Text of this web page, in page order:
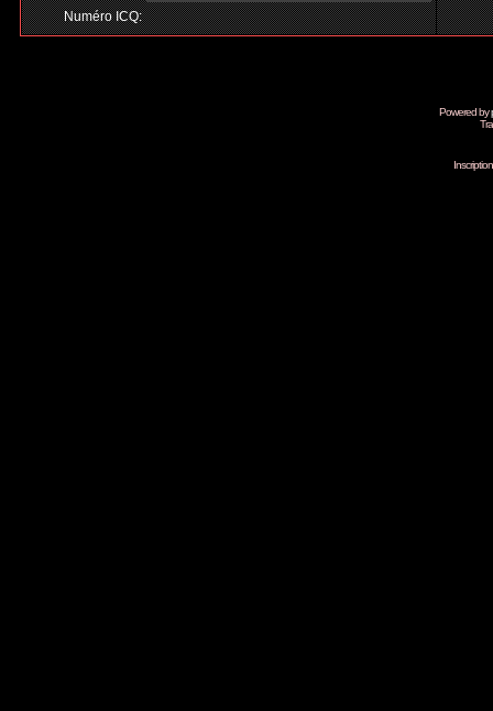
Numéro ICQ:
Powered by